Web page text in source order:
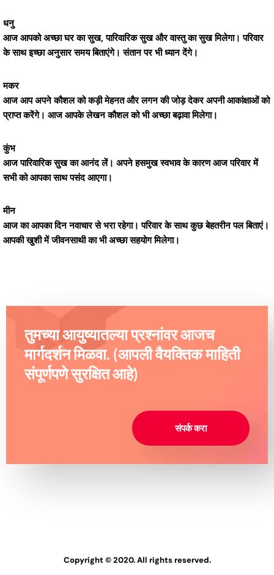
धनु
आज आपको अच्छा घर का सुख, पारिवारिक सुख और वास्तु का सुख मिलेगा। परिवार
के साथ इच्छा अनुसार समय बिताएंगे। संतान पर भी ध्यान देंगे।
मकर
आज आप अपने कौशल को कड़ी मेहनत और लगन की जोड़ देकर अपनी आकांक्षाओं को
प्राप्त करेंगे। आज आपके लेखन कौशल को भी अच्छा बढ़ावा मिलेगा।
कुंभ
आज पारिवारिक सुख का आनंद लें। अपने हसमुख स्वभाव के कारण आज परिवार में
सभी को आपका साथ पसंद आएगा।
मीन
आज का आपका दिन नवाचार से भरा रहेगा। परिवार के साथ कुछ बेहतरीन पल बिताएं।
आपकी खुशी में जीवनसाथी का भी अच्छा सहयोग मिलेगा।
तुमच्या आयुष्यातल्या प्रश्नांवर आजच
मार्गदर्शन मिळवा. (आपली वैयक्तिक माहिती
संपूर्णपणे सुरक्षित आहे)
संपर्क करा
Copyright © 2020. All rights reserved.